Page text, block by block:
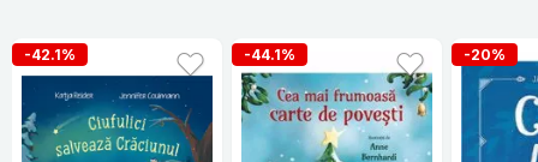
-42.1% -44.1% -20%